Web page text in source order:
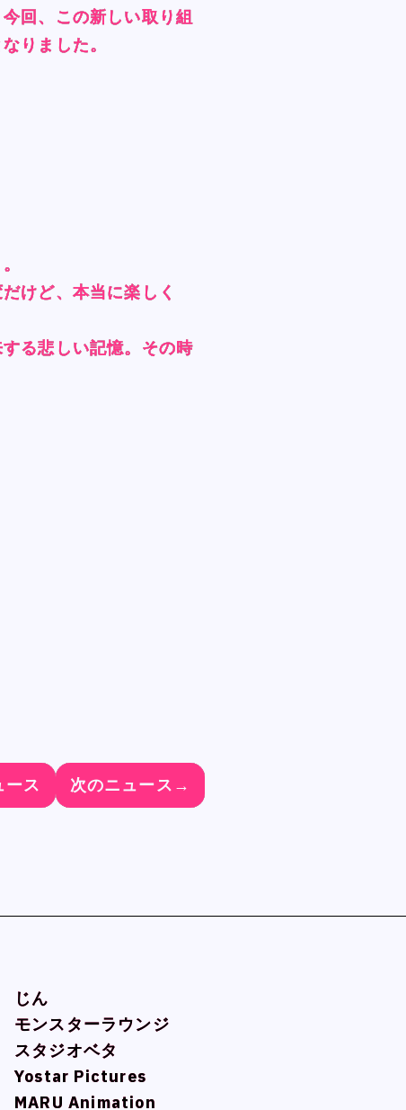
回、この新しい取り組
りました。
けど、本当に楽しく
る悲しい記憶。その時
ス 次のニュース→
じん
モンスターラウンジ
スタジオベタ
Yostar Pictures
MARU Animation
回、この新しい取り組
りました。
けど、本当に楽しく
る悲しい記憶。その時
ス 次のニュース→
回、この新しい取り組
りました。
けど、本当に楽しく
る悲しい記憶。その時
ス 次のニュース→
回、この新しい取り組
りました。
けど、本当に楽しく
る悲しい記憶。その時
ス 次のニュース→
じん
モンスターラウンジ
スタジオベタ
Yostar Pictures
MARU Animation